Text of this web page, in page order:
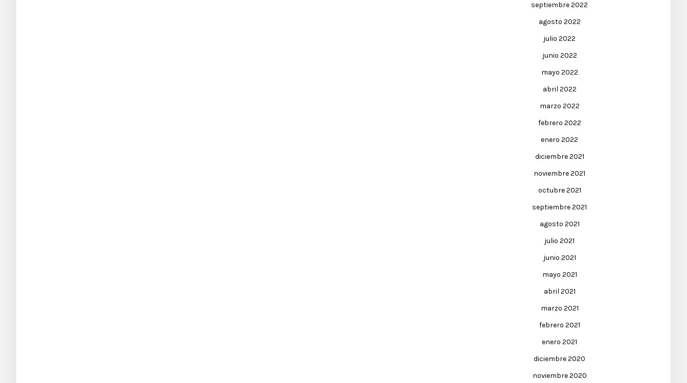
septiembre 2022
agosto 2022
julio 2022
junio 2022
mayo 2022
abril 2022
marzo 2022
febrero 2022
enero 2022
diciembre 2021
noviembre 2021
octubre 2021
septiembre 2021
agosto 2021
julio 2021
junio 2021
mayo 2021
abril 2021
marzo 2021
febrero 2021
enero 2021
diciembre 2020
noviembre 2020